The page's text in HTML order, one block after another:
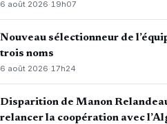
6 août 2026·19h07
Nouveau sélectionneur de
trois noms
6 août 2026·17h24
Disparition de Manon
relancer la coopération avec